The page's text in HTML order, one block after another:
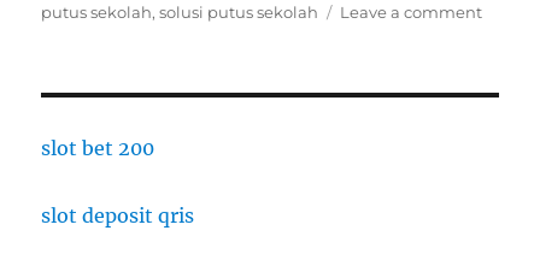
putus sekolah,solusi putus sekolah Leave a commenton
slot bet 200
slot deposit qris